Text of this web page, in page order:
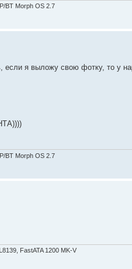
BT Morph OS 2.7
я выложу свою фотку, то у
BT Morph OS 2.7
FastATA 1200 MK-V